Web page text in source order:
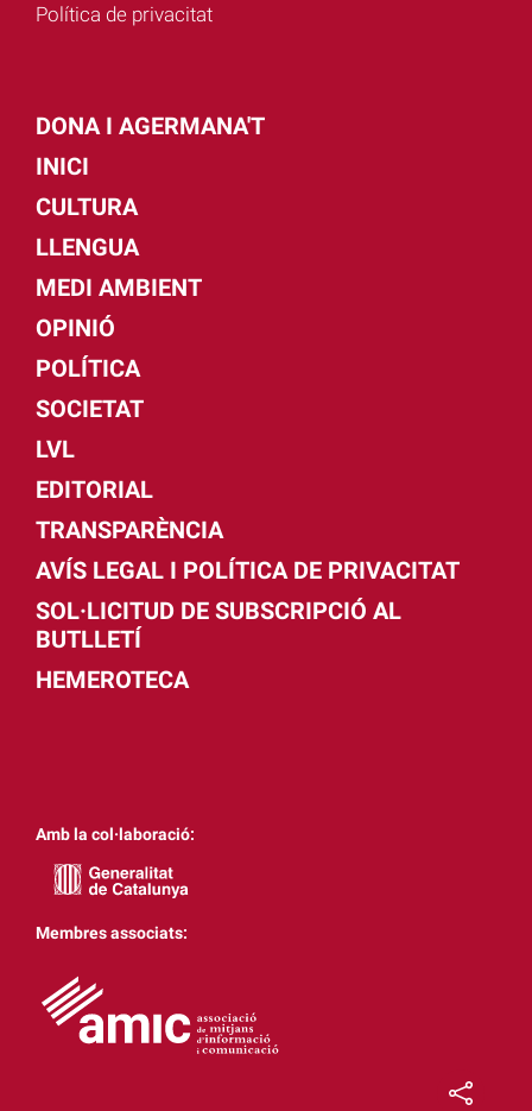
Política de privacitat
DONA I AGERMANA'T
INICI
CULTURA
LLENGUA
MEDI AMBIENT
OPINIÓ
POLÍTICA
SOCIETAT
LVL
EDITORIAL
TRANSPARÈNCIA
AVÍS LEGAL I POLÍTICA DE PRIVACITAT
SOL·LICITUD DE SUBSCRIPCIÓ AL
BUTLLETÍ
HEMEROTECA
Amb la col·laboració:
Membres associats: